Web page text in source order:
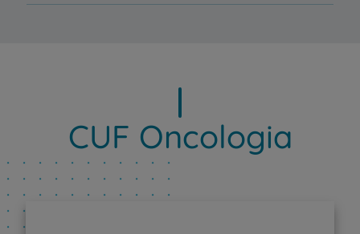
CUF Oncologia